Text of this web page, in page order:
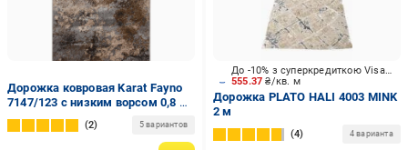
Дорожка ковровая Karat Fayno
7147/123 с низким ворсом 0,8 м
Серый/Бежевый (00-00017136)
2 5 вариантов
555.37₴/кв. м
До -10% з суперкредиткою Visa Вигода
Дорожка PLATO HALI 4003 MINK
2 м
4 4 варианта